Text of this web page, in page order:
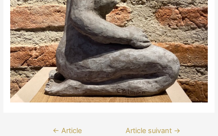
Navigation← Article
Article suivant →